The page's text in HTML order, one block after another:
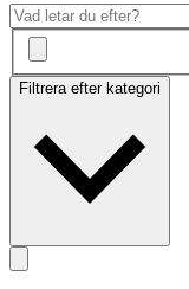
Filtrera efter kategori